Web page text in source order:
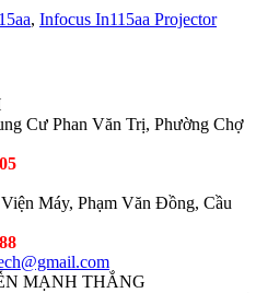
, Infocus In115aa Projector
Cư Phan Văn Trị, Phường Chợ
Máy, Phạm Văn Đồng, Cầu
MẠNH THẮNG